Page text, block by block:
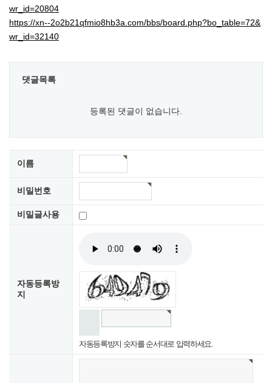
wr_id=20804
https://xn--2o2b21qfmio8hb3a.com/bbs/board.php?bo_table=72&
wr_id=32140
댓글목록
등록된 댓글이 없습니다.
이름
비밀번호
비밀글사용
자동등록방
지
자동등록방지 숫자를 순서대로 입력하세요.